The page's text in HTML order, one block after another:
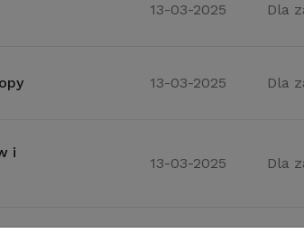
13-03-2025 Dla
13-03-2025 Dla
i
13-03-2025 Dla